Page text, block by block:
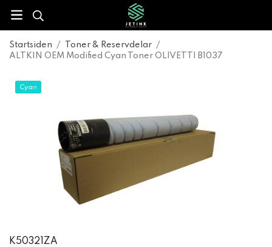
Startsiden / Toner & Reservdelar /
ALTKIN OEM Modified Cyan Toner OLIVETTI B1037
Cyan
K50321ZA